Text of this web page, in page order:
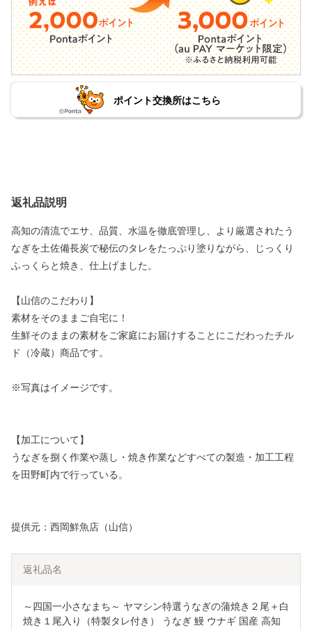
ポイント交換所はこちら
返礼品説明
高知の清流でエサ、品質、水温を徹底管理し、より厳選されたう
なぎを土佐備長炭で秘伝のタレをたっぷり塗りながら、じっくり
ふっくらと焼き、仕上げました。
【山信のこだわり】
素材をそのままご自宅に！
生鮮そのままの素材をご家庭にお届けすることにこだわったチル
ド（冷蔵）商品です。
※写真はイメージです。
【加工について】
うなぎを捌く作業や蒸し・焼き作業などすべての製造・加工工程
を田野町内で行っている。
提供元：西岡鮮魚店（山信）
返礼品名
～四国一小さなまち～ ヤマシン特選うなぎの蒲焼き２尾＋白
焼き１尾入り（特製タレ付き） うなぎ 鰻 ウナギ 国産 高知